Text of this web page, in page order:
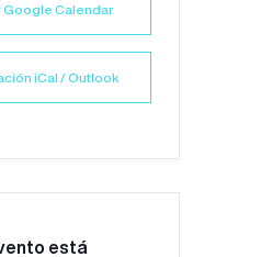
Google Calendar
iCal / Outlook
está